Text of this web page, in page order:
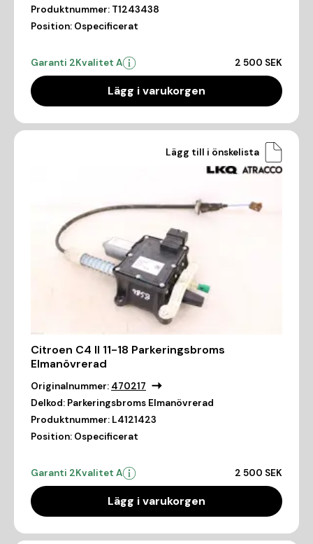
Produktnummer: T1243438
Position: Ospecificerat
Garanti 2Kvalitet A 2 500 SEK
Lägg i varukorgen
Lägg till i önskelista
Citroen C4 II 11-18 Parkeringsbroms
Elmanövrerad
Originalnummer: 470217
Delkod: Parkeringsbroms Elmanövrerad
Produktnummer: L4121423
Position: Ospecificerat
Garanti 2Kvalitet A 2 500 SEK
Lägg i varukorgen